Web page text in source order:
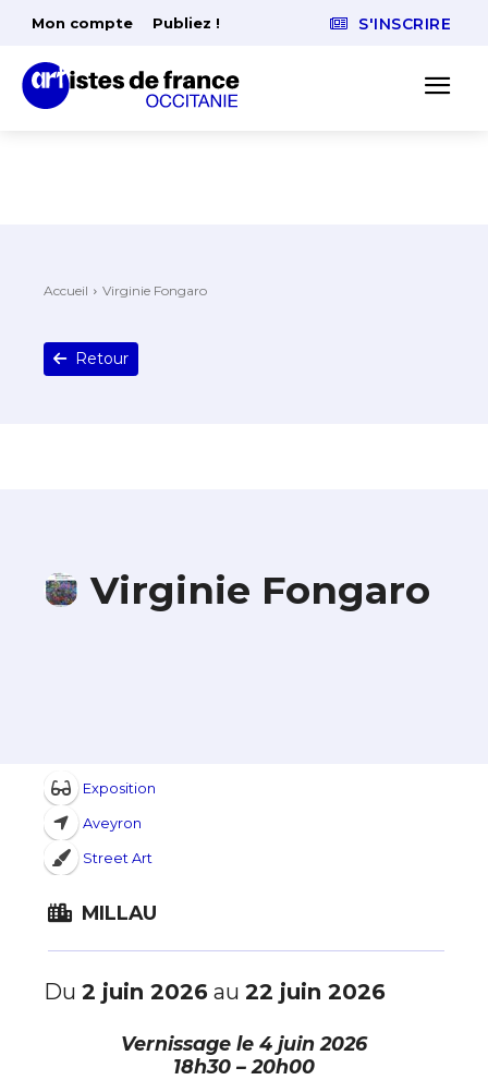
Mon compte Publiez ! S'INSCRIRE
Accueil Virginie Fongaro
Retour
Virginie Fongaro
Exposition
Aveyron
Street Art
MILLAU
Du 2 juin 2026 au 22 juin 2026
Vernissage le 4 juin 2026
18h30 – 20h00